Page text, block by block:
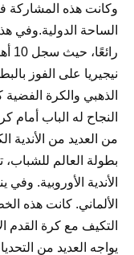
وكانت هذه المشاركة
الساحة الدولية.وفي
نيجيريا على الفوز
الذهبي والكرة
النجاح له الباب أمام
من العديد من الأندية
بطولة العالم
الألماني. كانت هذه
التكيف مع كرة القدم
يواجه العديد من